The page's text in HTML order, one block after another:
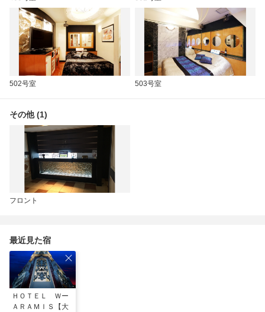
502号室 503号室
その他 (1)
フロント
最近見た宿
ＨＯＴＥＬ Ｗー
ＡＲＡＭＩＳ【大